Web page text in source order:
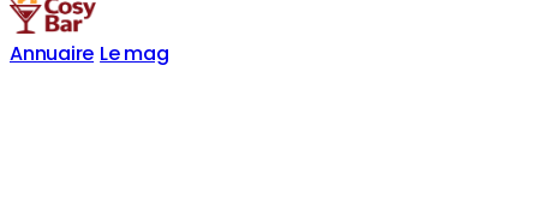
Annuaire Le mag